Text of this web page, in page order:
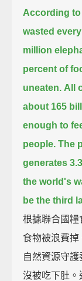
According to
wasted
million
percent of
uneaten. All
about 165
enough to
people. The
generates
the world's
be the third
根據聯合國糧
食物被浪費
自然資源守
沒被吃下肚。